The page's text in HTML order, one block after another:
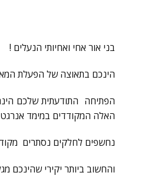
בני אור אחי ואחיותי הנעלים !
הינכם בתאוצה של הפעלת
הפתיחה התודעתית שלכם
האלה המקודדים במימד
נחשפים לחלקים נסתרים
והחשוב ביותר יקירי שהינכם